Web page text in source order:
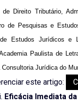
de Direito Tributário,
de Pesquisas e
de Estudos Jurídicos e
Paulista de
Consultoria Jurídica do
este artigo:
Eficácia Imediata